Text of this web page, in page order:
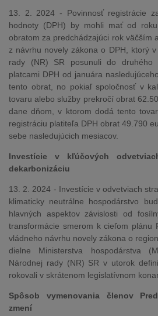
13. 2. 2024 - Povinnosť registrácie
hodnoty (DPH) by mohli mať od
obratom za predchádzajúci rok väčším
z návrhu novely zákona o DPH, ktorý
rady (NR) SR posunuli do
platcami DPH od januára
tento obrat, no pokiaľ spoločnosť v
tovaru alebo služby prekročí obrat
dane dňom, v ktorom dodá tento
registráciu platiteľa DPH obrat 49.790
sebe nasledujúcich mesiacov.
Investície v kľúčových
dekarbonizáciu
13. 2. 2024 - Investície v odvetviach
klimaticky neutrálne hospodárstvo
hlavných aspektov závislosti od
transformácie smerom k cieľom plánu
vládneho návrhu novely zákona o
dielne Ministerstva hospodárstva
Národnej rady (NR) SR v utorok
rokovali v skrátenom legislatívnom
Spôsob vymenovania členov
zmení